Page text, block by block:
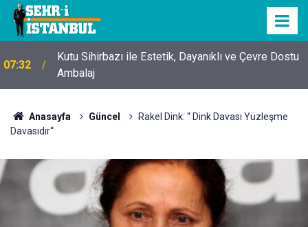
07:32
Kutu Sihirbazı ile Estetik, Dayanıklı ve Çevre Dostu
Ambalaj
Anasayfa Güncel
Rakel Dink: “ Dink Davası Yüzleşme
Davasıdır“